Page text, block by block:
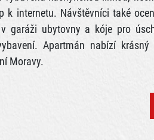
k internetu. Návštěvníci také
garáži ubytovny a kóje pro
Apartmán nabízí
Moravy.